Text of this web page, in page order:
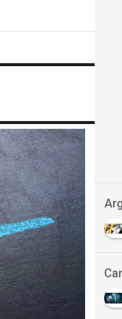
digital transformation